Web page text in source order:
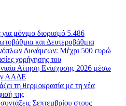
για μόνιμο διορισμό 5.486
και Δευτεροβάθμια
Δυνάμεων: Μέχρι 500 ευρώ
χορήγησης του
Αίτηση Ενίσχυσης 2026 μέσω
ΑΑΔΕ
τη θερμοκρασία με τη νέα
της
Σεπτεμβρίου στους